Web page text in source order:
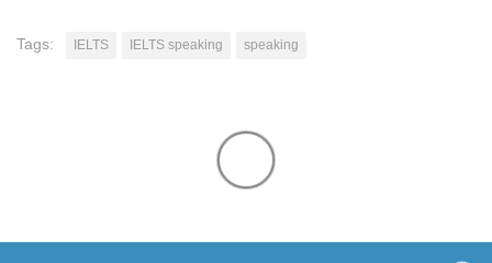
Tags: IELTS IELTS speaking speaking